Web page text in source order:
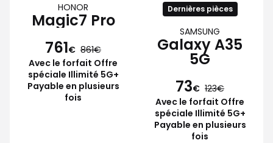
HONOR
Magic7 Pro
761€ 861
Avec le forfait Offre
spéciale Illimité 5G+
Payable en plusieurs
fois
Dernières pièces
SAMSUNG
Galaxy A35
5G
73€ 123
Avec le forfait Offre
spéciale Illimité 5G+
Payable en plusieurs
fois